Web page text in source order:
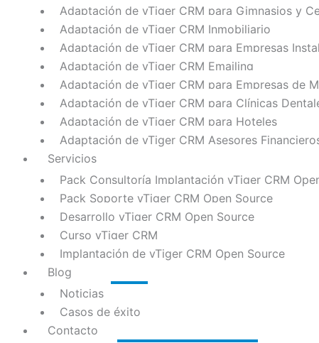
Adaptación de vTiger CRM para Gimnasios y
Adaptación de vTiger CRM Inmobiliario
Adaptación de vTiger CRM para Empresas
Adaptación de vTiger CRM Emailing
Adaptación de vTiger CRM para Empresas de
Adaptación de vTiger CRM para Clínicas
Adaptación de vTiger CRM para Hoteles
Adaptación de vTiger CRM Asesores
Servicios
Pack Consultoría Implantación vTiger CRM
Pack Soporte vTiger CRM Open Source
Desarrollo vTiger CRM Open Source
Curso vTiger CRM
Implantación de vTiger CRM Open Source
Blog
Noticias
Casos de éxito
Contacto